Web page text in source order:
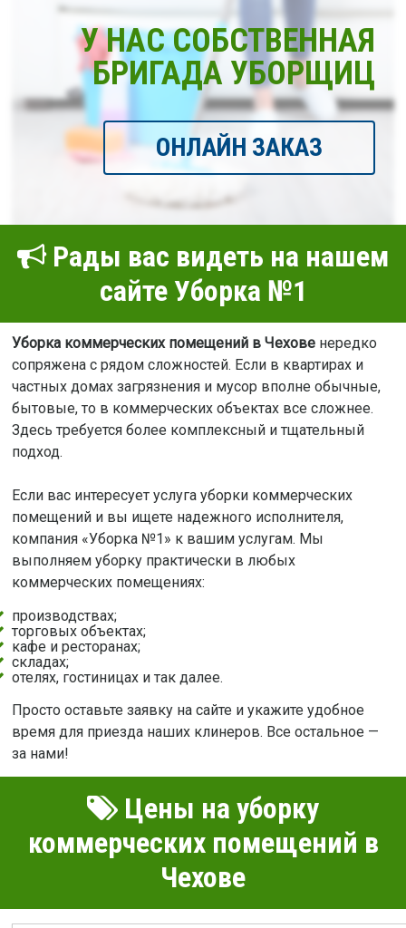
У НАС СОБСТВЕННАЯ
БРИГАДА УБОРЩИЦ
ОНЛАЙН ЗАКАЗ
Рады вас видеть на нашем
сайте Уборка №1
Уборка коммерческих помещений в Чеховенередко
сопряжена с рядом сложностей. Если в квартирах и
частных домах загрязнения и мусор вполне обычные,
бытовые, то в коммерческих объектах все сложнее.
Здесь требуется более комплексный и тщательный
подход.
Если вас интересует услуга уборки коммерческих
помещений и вы ищете надежного исполнителя,
компания «Уборка №1» к вашим услугам. Мы
выполняем уборку практически в любых
коммерческих помещениях:
производствах;
торговых объектах;
кафе и ресторанах;
складах;
отелях, гостиницах и так далее.
Просто оставьте заявку на сайте и укажите удобное
время для приезда наших клинеров. Все остальное —
за нами!
Цены на уборку
коммерческих помещений в
Чехове